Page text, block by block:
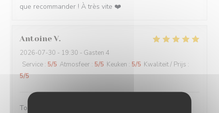
que recommander ! À très vite ❤️
Antoine V
2026-07-30 - 19:30 - Gasten 4
Service : 5/5 Atmosfeer : 5/5 Keuken : 5/5 Kwaliteit / Prijs :
5/5
Toujours servi avec bonne humeur ! Plats délicieux